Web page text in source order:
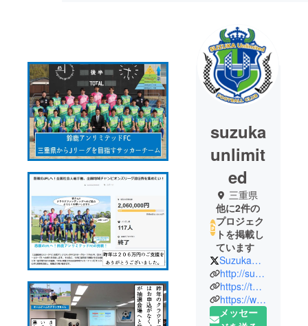
suzuka
unlimit
ed
三重県
他に2件の
プロジェク
トを掲載し
ています
SuzukaUnlimited
http://suzuka-un.co.jp/
https://twitter.com/SuzukaUnlimited
https://www.facebook.com/SuzukaUnlimitedFC/
メッセー